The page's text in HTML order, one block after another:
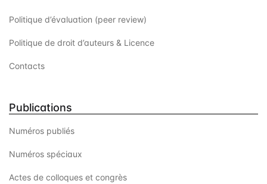
Politique d’évaluation (peer review)
Politique de droit d’auteurs & Licence
Contacts
Publications
Numéros publiés
Numéros spéciaux
Actes de colloques et congrès